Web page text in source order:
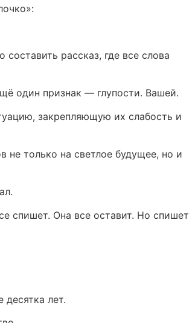
рассказ, где все слова
один признак — глупости. Вашей.
закрепляющую их слабость и
только на светлое будущее, но и
спишет. Она все оставит. Но спишет
лет.